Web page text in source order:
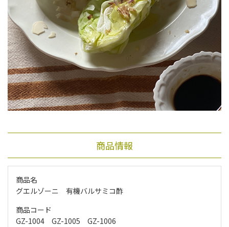
商品情報
商品名
グエルゾーニ 有機バルサミコ酢
商品コード
GZ-1004 GZ-1005 GZ-1006